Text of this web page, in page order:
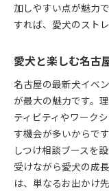
加しやすい点が魅力
すれば、愛犬のスト
愛犬と楽しむ名古
名古屋の最新犬イベ
が最大の魅力です。
ティビティやワーク
す機会が多いからで
しつけ相談ブースを
受けながら愛犬の成
は、単なるお出かけ